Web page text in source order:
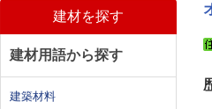
建材を探す
建材用語から探す
建築材料